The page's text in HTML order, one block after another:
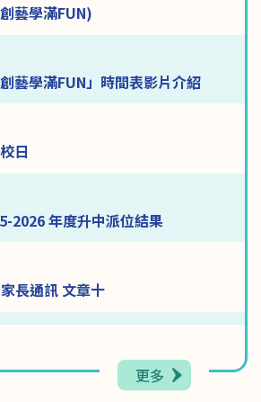
藝學滿FUN)
藝學滿FUN」時間表影片介紹
日
2026 年度升中派位結果
長通訊 文章十
來」學生才藝匯演 X 學校簡介
更多